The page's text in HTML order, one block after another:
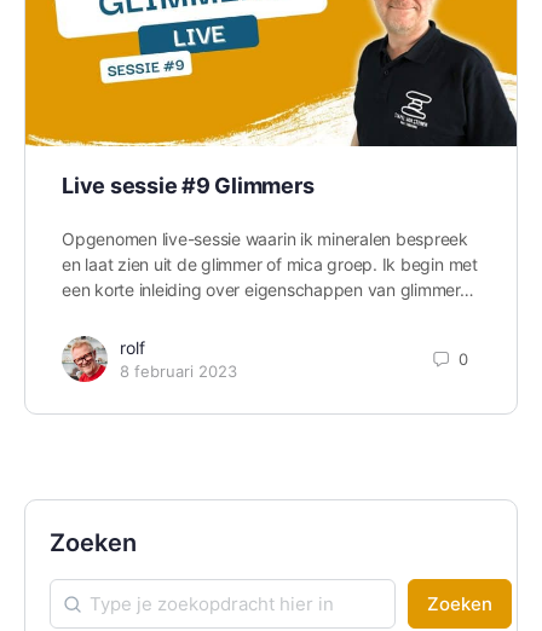
Live sessie #9 Glimmers
Opgenomen live-sessie waarin ik mineralen bespreek
en laat zien uit de glimmer of mica groep. Ik begin met
een korte inleiding over eigenschappen van glimmer…
rolf
8 februari 2023
0
Zoeken
Zoeken